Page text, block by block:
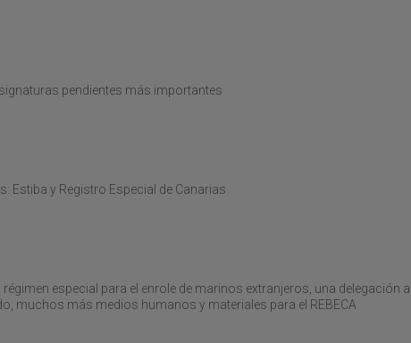
pendientes más importantes
Estiba y Registro Especial de Canarias
especial para el enrole de marinos extranjeros, una delegación
muchos más medios humanos y materiales para el REBECA